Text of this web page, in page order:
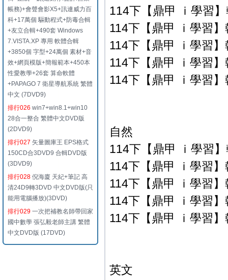
帳務)+會聲會影X5+訊連威力百
科+17萬個 驅動程式+防毒合輯
+友立合輯+490套 Windows
7.VISTA.XP 專用 軟體合輯
+3850個 字型+24萬個 素材+音
效+網頁模版+簡報範本+450本
性愛教學+26套 算命軟體
+PAPAGO 7 衛星導航系統 繁體
中文 (7DVD9)
排行026 win7+win8.1+win10
28合一整合 繁體中文DVD版
(2DVD9)
排行027 矢量圖庫王 EPS格式
150CD合3DVD9 合輯DVD版
(3DVD9)
排行028 倪海廈 天紀+筆記 高
清24D9轉3DVD 中文DVD版(只
能用電腦播放)(3DVD)
排行029 一次把補教名師帶回家
國中數學 張弘毅老師主講 繁體
中文DVD版 (17DVD)
114下【鼎甲 ｉ學習
114下【鼎甲 ｉ學習
114下【鼎甲 ｉ學習
114下【鼎甲 ｉ學習
114下【鼎甲 ｉ學習
自然
114下【鼎甲 ｉ學習
114下【鼎甲 ｉ學習
114下【鼎甲 ｉ學習
114下【鼎甲 ｉ學習
114下【鼎甲 ｉ學習
英文